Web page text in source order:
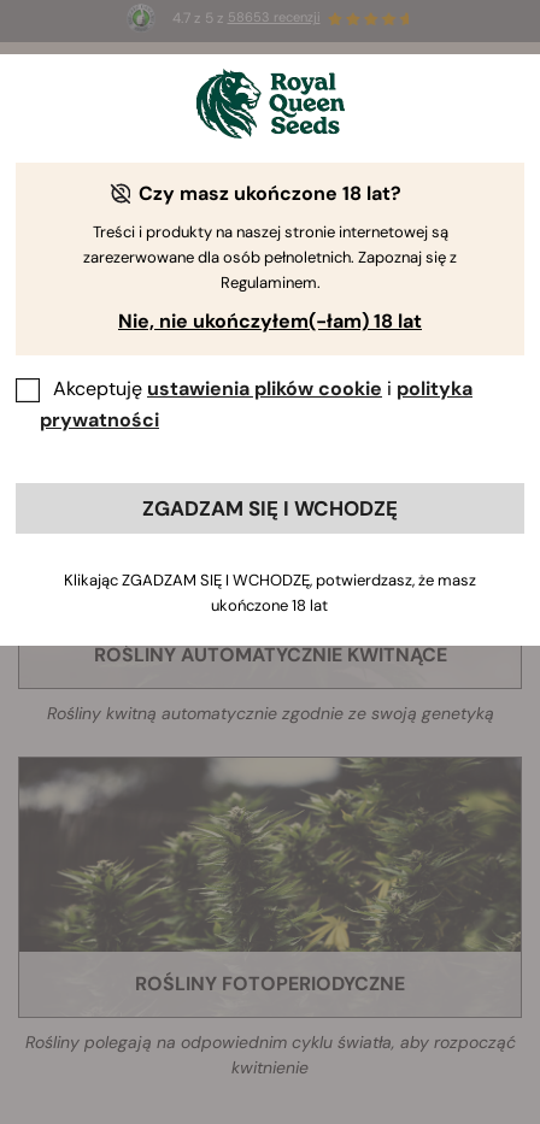
4.7 z 5 z 58653 recenzji
Znajdź nasiona cannabis
Chcę uprawiać...
ROŚLINY AUTOMATYCZNIE KWITNĄCE
Rośliny kwitną automatycznie zgodnie ze swoją genetyką
ROŚLINY FOTOPERIODYCZNE
Rośliny polegają na odpowiednim cyklu światła, aby rozpocząć
kwitnienie
Czy masz ukończone 18 lat?
Treści i produkty na naszej stronie internetowej są
zarezerwowane dla osób pełnoletnich. Zapoznaj się z
Regulaminem.
Nie, nie ukończyłem(-łam) 18 lat
Akceptuję ustawienia plików cookie i polityka
prywatności
ZGADZAM SIĘ I WCHODZĘ
Klikając ZGADZAM SIĘ I WCHODZĘ, potwierdzasz, że masz
ukończone 18 lat